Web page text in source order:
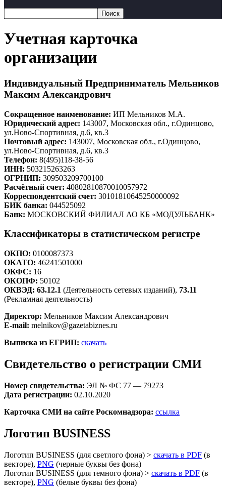
Учетная карточка
организации
Индивидуальный Предприниматель Мельников
Максим Александрович
Сокращенное наименование: ИП Мельников М.А.
Юридический адрес: 143007, Московская обл., г.Одинцово,
ул.Ново-Спортивная, д.6, кв.3
Почтовый адрес: 143007, Московская обл., г.Одинцово,
ул.Ново-Спортивная, д.6, кв.3
Телефон: 8(495)118-38-56
ИНН: 503215263263
ОГРНИП: 309503209700100
Расчётный счет: 40802810870010057972
Корреспондентский счет: 30101810645250000092
БИК банка: 044525092
Банк: МОСКОВСКИЙ ФИЛИАЛ АО КБ «МОДУЛЬБАНК»
Классификаторы в статистическом регистре
ОКПО: 0100087373
ОКАТО: 46241501000
ОКФС: 16
ОКОПФ: 50102
ОКВЭД: 63.12.1 (Деятельность сетевых изданий), 73.11
(Рекламная деятельность)
Директор: Мельников Максим Александрович
E-mail: melnikov@gazetabiznes.ru
Выписка из ЕГРИП: скачать
Свидетельство о регистрации СМИ
Номер свидетельства: ЭЛ № ФС 77 — 79273
Дата регистрации: 02.10.2020
Карточка СМИ на сайте Роскомнадзора: ссылка
Логотип BUSINESS
Логотип BUSINESS (для светлого фона) > скачать в PDF (в
векторе), PNG (черные буквы без фона)
Логотип BUSINESS (для темного фона) > скачать в PDF (в
векторе), PNG (белые буквы без фона)